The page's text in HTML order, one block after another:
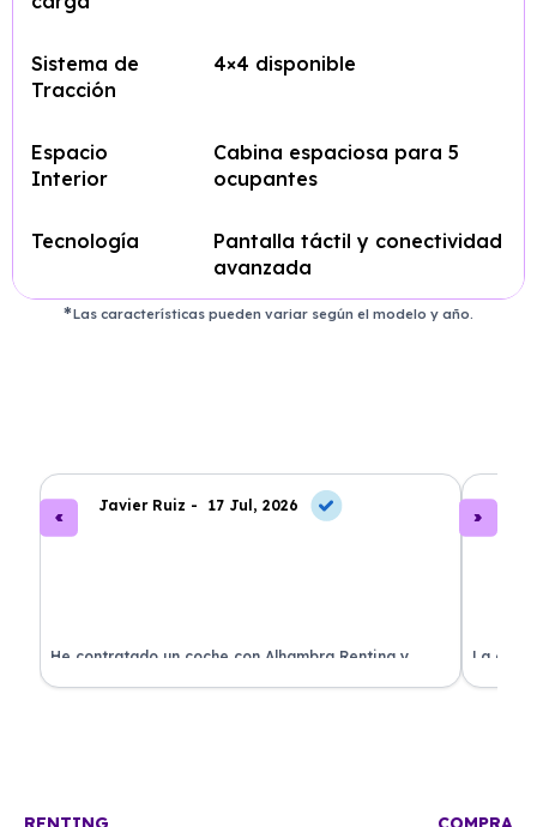
Sistema de
Tracción
4×4 disponible
Espacio
Interior
Cabina espaciosa para 5
ocupantes
Tecnología
Pantalla táctil y conectividad
avanzada
Las características pueden variar según el modelo y año.
Javier Ruiz - 17 Jul, 2026
He contratado un coche con Alhambra Renting y
estoy impresionado. Todo ha sido transparente y sin
La